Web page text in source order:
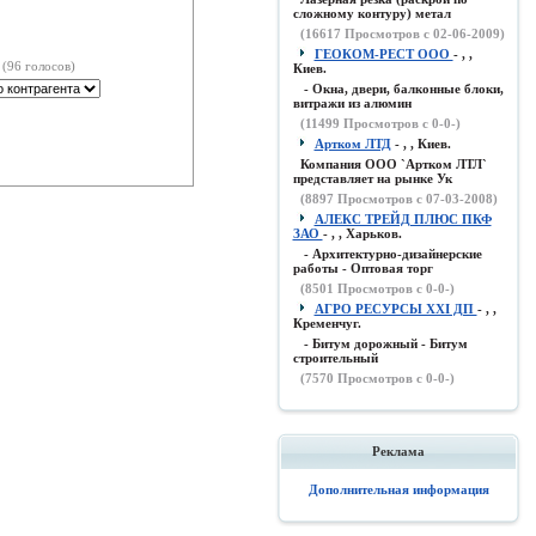
(96 голосов)
сложному контуру) метал
(16617 Просмотров с 02-06-2009)
ГЕОКОМ-РЕСТ ООО - , ,
Киев.
- Окна, двери, балконные блоки,
витражи из алюмин
(11499 Просмотров с 0-0-)
Артком ЛТД- , , Киев.
Компания ООО `Артком ЛТЛ`
представляет на рынке Ук
(8897 Просмотров с 07-03-2008)
АЛЕКС ТРЕЙД ПЛЮС ПКФ
ЗАО - , , Харьков.
- Архитектурно-дизайнерские
работы - Оптовая торг
(8501 Просмотров с 0-0-)
АГРО РЕСУРСЫ XXI ДП - , ,
Кременчуг.
- Битум дорожный - Битум
строительный
(7570 Просмотров с 0-0-)
Реклама
Дополнительная информация